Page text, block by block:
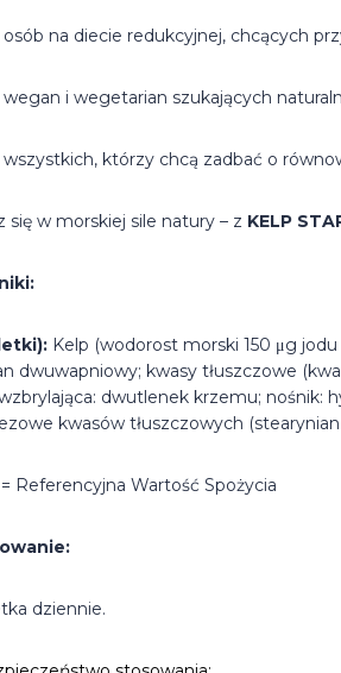
osób na diecie redukcyjnej, chcących
wegan i wegetarian szukających
wszystkich, którzy chcą zadbać o
się w morskiej sile natury – z KELP
Kelp (wodorost morski 150 μg
dwuwapniowy; kwasy tłuszczowe
dwutlenek krzemu; nośnik:
kwasów tłuszczowych
Referencyjna Wartość Spożycia
dziennie.